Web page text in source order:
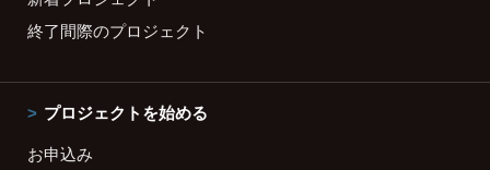
終了間際のプロジェクト
プロジェクトを始める
お申込み